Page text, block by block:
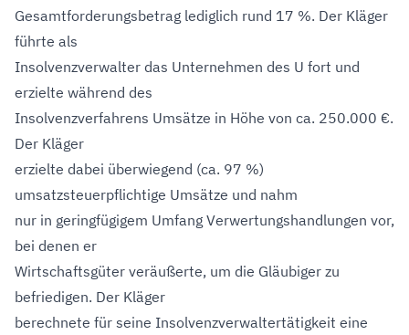
Gesamtforderungsbetrag lediglich rund 17 %. Der Kläger
führte als
Insolvenzverwalter das Unternehmen des U fort und
erzielte während des
Insolvenzverfahrens Umsätze in Höhe von ca. 250.000 €.
Der Kläger
erzielte dabei überwiegend (ca. 97 %)
umsatzsteuerpflichtige Umsätze und nahm
nur in geringfügigem Umfang Verwertungshandlungen vor,
bei denen er
Wirtschaftsgüter veräußerte, um die Gläubiger zu
befriedigen. Der Kläger
berechnete für seine Insolvenzverwaltertätigkeit eine